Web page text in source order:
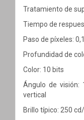
Tratamiento de
Tiempo de
Paso de píxeles:
Profundidad de
Color: 10 bits
Ángulo de visión:
vertical
Brillo típico: 250